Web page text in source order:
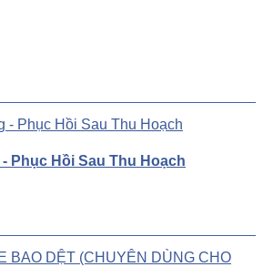
Phục Hồi Sau Thu Hoạch